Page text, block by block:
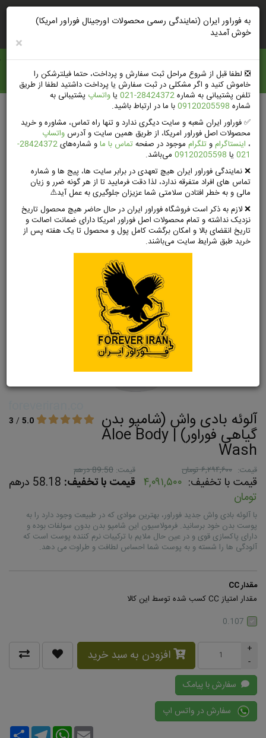
به فوراور ایران (نمایندگی رسمی محصولات اورجینال فوراور امریکا)
خوش آمدید
×
❎️ لطفا قبل از شروع مراحل ثبت سفارش و پرداخت، حتما فیلترشکن را
خاموش کنید و اگر مشکلی در ثبت سفارش یا پرداخت داشتید لطفا از طریق
تلفن پشتیبانی به شماره28424372-021 یاواتساپ پشتیبانی به
شماره 09120205598با ما در ارتباط باشید.
✅ فوراور ایران شعبه و سایت دیگری ندارد و تنها راه تماس، مشاوره و خرید
محصولات اصل فوراور امریکا، از طریق همین سایت و آدرس واتساپ
، اینستاگرامو تلگرام موجود در صفحه تماس با ماو شماره‌های
28424372-
021 یا 09120205598 می‌باشد.
❌ نمایندگی فوراور ایران هیچ تعهدی در برابر سایت ها، پیج ها و شماره
تماس های افراد متفرقه ندارد، لذا دقت فرمایید تا از هر گونه ضرر و زیان
مالی و به خطر افتادن سلامتی شما عزیزان جلوگیری به عمل آید⚠️
❌ لازم به ذکر است فروشگاه فوراور ایران در حال حاضر هیچ محصول تاریخ
نزدیک نداشته و تمام محصولات اصل فوراور امریکا دارای ضمانت اصالت و
تاریخ انقضای بالا و امکان برگشت کامل پول و محصول تا یک هفته پس از
خرید طبق شرایط سایت می‌باشند.
صفحه اصلی
محصولات فوراور لیوینگ امریکا
مراقبت‌های شخصی فوراورلیوینگ
آلوئه بادی واش (شامپو بدن گیاهی فوراور) | Aloe Body Wash
5.0
/
3 آلوئه بادی واش (شامپو بدن
گیاهی فوراور) | Aloe Body
Wash
قیمت: 89.50 درهم
قیمت با تخفیف: 58.18 درهم
قیمت: ۶,۲۹۴,۶۰۰ تومان
قیمت با تخفیف: ۴,۰۹۱,۵۰۰
تومان
با آلوئه بادی واش جدید فوراور، بهترین موادی که در طبیعت وجود دارد را به
پوست بدن خود برسانید. فرمولاسیون این شامپو بدن بدون سولفات بوده و
دارای پاکسازی قوی و در عین حال ملایم با ترکیبات نرم کننده پوست است که
آلودگی ها را شسته و به پوست شما احساس لطافت و طراوت می دهد.
مقدار CC
مقدار امتیاز CC کسب شده توسط این کالا
0.107
+
-
افزودن به سبد خرید
سفارش با پیامک
سفارش در واتس اپ
Share
TelegramWhatsAppEmail